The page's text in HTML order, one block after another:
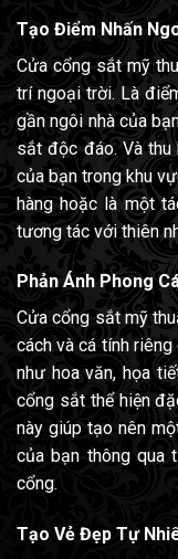
Tạo Điểm Nhấn
Cửa cổng sắt mỹ
trí ngoại trời. Là
gần ngôi nhà của
sắt độc đáo. Và
của bạn trong khu
hàng hoặc là một
tương tác với thiên
Phản Ánh Phong
Cửa cổng sắt mỹ
cách và cá tính
như hoa văn, họa
cổng sắt thể hiện
này giúp tạo nên
của bạn thông
cổng.
Tạo Vẻ Đẹp Tự